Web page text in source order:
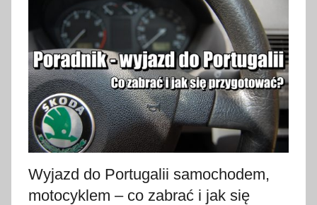
z
n
i
a
2
0
3
Wyjazd do Portugalii samochodem,
motocyklem – co zabrać i jak się